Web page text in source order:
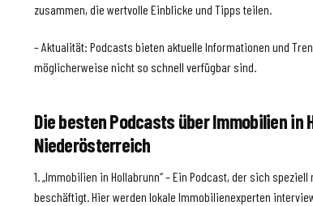
zusammen, die wertvolle Einblicke und Tipps teilen.
– Aktualität: Podcasts bieten aktuelle Informationen und
möglicherweise nicht so schnell verfügbar sind.
Die besten Podcasts über Immobilien in
Niederösterreich
1. „Immobilien in Hollabrunn“ – Ein Podcast, der sich
beschäftigt. Hier werden lokale Immobilienexperten